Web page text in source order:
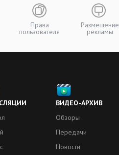
16 жен. Обзор матча
16 лет
до 16 жен. Обзор матча
16 жен. Обзор матча
16 лет 75:47
Права
пользователя
Размещение
рекламы
ВИДЕО-АРХИВ
Обзоры
Передачи
Новости